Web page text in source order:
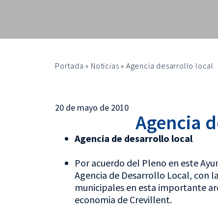
Portada » Noticias » Agencia desarrollo local
20 de mayo de 2010
Agencia
Agencia de desarrollo local
Por acuerdo del Pleno en este
Agencia de Desarrollo Local, con
municipales en esta importante
economia de Crevillent.